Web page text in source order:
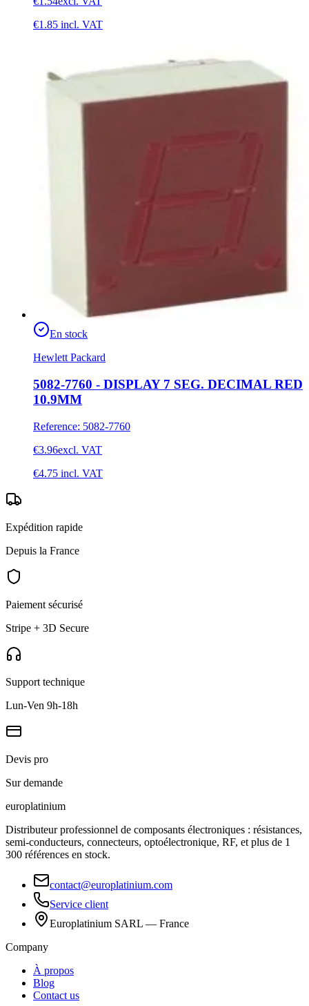
€1.85 incl. VAT
En stock
Hewlett Packard
5082-7760 - DISPLAY 7 SEG. DECIMAL RED
10.9MM
Reference: 5082-7760
€3.96excl. VAT
€4.75 incl. VAT
Expédition rapide
Depuis la France
Paiement sécurisé
Stripe + 3D Secure
Support technique
Lun-Ven 9h-18h
Devis pro
Sur demande
europlatinium
Distributeur professionnel de composants électroniques : résistances,
semi-conducteurs, connecteurs, optoélectronique, RF, et plus de 1
300 références en stock.
contact@europlatinium.com
Service client
Europlatinium SARL — France
Company
À propos
Blog
Contact us